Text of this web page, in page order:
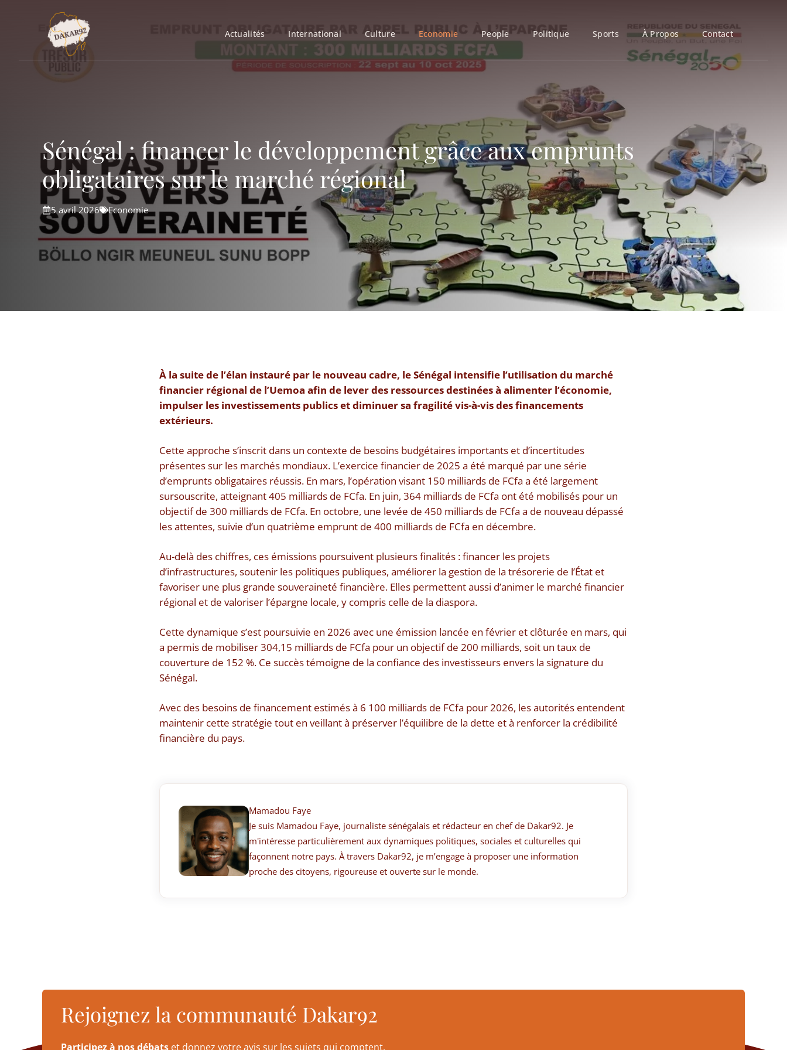
Actualités International Culture Economie People Politique Sports À Propos Contact
Sénégal : financer le développement grâce aux emprunts
obligataires sur le marché régional
5 avril 2026 Economie
À la suite de l’élan instauré par le nouveau cadre, le Sénégal intensifie l’utilisation du marché
financier régional de l’Uemoa afin de lever des ressources destinées à alimenter l’économie,
impulser les investissements publics et diminuer sa fragilité vis-à-vis des financements
extérieurs.
Cette approche s’inscrit dans un contexte de besoins budgétaires importants et d’incertitudes
présentes sur les marchés mondiaux. L’exercice financier de 2025 a été marqué par une série
d’emprunts obligataires réussis. En mars, l’opération visant 150 milliards de FCfa a été largement
sursouscrite, atteignant 405 milliards de FCfa. En juin, 364 milliards de FCfa ont été mobilisés pour un
objectif de 300 milliards de FCfa. En octobre, une levée de 450 milliards de FCfa a de nouveau dépassé
les attentes, suivie d’un quatrième emprunt de 400 milliards de FCfa en décembre.
Au-delà des chiffres, ces émissions poursuivent plusieurs finalités : financer les projets
d’infrastructures, soutenir les politiques publiques, améliorer la gestion de la trésorerie de l’État et
favoriser une plus grande souveraineté financière. Elles permettent aussi d’animer le marché financier
régional et de valoriser l’épargne locale, y compris celle de la diaspora.
Cette dynamique s’est poursuivie en 2026 avec une émission lancée en février et clôturée en mars, qui
a permis de mobiliser 304,15 milliards de FCfa pour un objectif de 200 milliards, soit un taux de
couverture de 152 %. Ce succès témoigne de la confiance des investisseurs envers la signature du
Sénégal.
Avec des besoins de financement estimés à 6 100 milliards de FCfa pour 2026, les autorités entendent
maintenir cette stratégie tout en veillant à préserver l’équilibre de la dette et à renforcer la crédibilité
financière du pays.
Mamadou Faye
Je suis Mamadou Faye, journaliste sénégalais et rédacteur en chef de Dakar92. Je
m'intéresse particulièrement aux dynamiques politiques, sociales et culturelles qui
façonnent notre pays. À travers Dakar92, je m’engage à proposer une information
proche des citoyens, rigoureuse et ouverte sur le monde.
Rejoignez la communauté Dakar92
Participez à nos débats et donnez votre avis sur les sujets qui comptent.